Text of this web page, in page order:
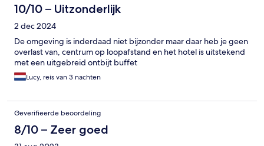
10/10 – Uitzonderlijk
2 dec 2024
De omgeving is inderdaad niet bijzonder maar daar heb je geen
overlast van, centrum op loopafstand en het hotel is uitstekend
met een uitgebreid ontbijt buffet
Lucy, reis van 3 nachten
Geverifieerde beoordeling
8/10 – Zeer goed